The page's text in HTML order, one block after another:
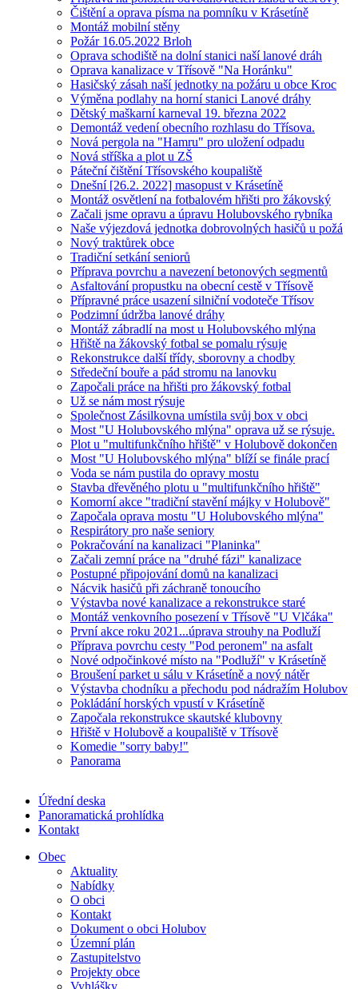
Čištění a oprava písma na pomníku v Krásetíně
Montáž mobilní stěny
Požár 16.05.2022 Brloh
Oprava schodiště na dolní stanici naší lanové dráh
Oprava kanalizace v Třísově "Na Horánku"
Hasičský zásah naší jednotky na požáru u obce Kroc
Výměna podlahy na horní stanici Lanové dráhy
Dětský maškarní karneval 19. března 2022
Demontáž vedení obecního rozhlasu do Třísova.
Nová pergola na "Hamru" pro uložení odpadu
Nová stříška a plot u ZŠ
Páteční čištění Třísovského koupaliště
Dnešní [26.2. 2022] masopust v Krásetíně
Montáž osvětlení na fotbalovém hřišti pro žákovský
Začali jsme opravu a úpravu Holubovského rybníka
Naše výjezdová jednotka dobrovolných hasičů u požá
Nový traktůrek obce
Tradiční setkání seniorů
Příprava povrchu a navezení betonových segmentů
Asfaltování propustku na obecní cestě v Třísově
Přípravné práce usazení silniční vodoteče Třísov
Podzimní údržba lanové dráhy
Montáž zábradlí na most u Holubovského mlýna
Hřiště na žákovský fotbal se pomalu rýsuje
Rekonstrukce další třídy, sborovny a chodby
Středeční bouře a pád stromu na lanovku
Započali práce na hřišti pro žákovský fotbal
Už se nám most rýsuje
Společnost Zásilkovna umístila svůj box v obci
Most "U Holubovského mlýna" oprava už se rýsuje.
Plot u "multifunkčního hřiště" v Holubově dokončen
Most "U Holubovského mlýna" blíží se finále prací
Voda se nám pustila do opravy mostu
Stavba dřevěného plotu u "multifunkčního hřiště"
Komorní akce "tradiční stavění májky v Holubově"
Započala oprava mostu "U Holubovského mlýna"
Respirátory pro naše seniory
Pokračování na kanalizaci "Planinka"
Začali zemní práce na "druhé fázi" kanalizace
Postupné připojování domů na kanalizaci
Nácvik hasičů při záchraně tonoucího
Výstavba nové kanalizace a rekonstrukce staré
Montáž venkovního posezení v Třísově "U Vlčáka"
První akce roku 2021...úprava strouhy na Podluží
Příprava povrchu cesty "Pod peronem" na asfalt
Nové odpočinkové místo na "Podluží" v Krásetíně
Broušení parket u sálu v Krásetíně a nový nátěr
Výstavba chodníku a přechodu pod nádražím Holubov
Pokládání horských vpustí v Krásetíně
Započala rekonstrukce skautské klubovny
Hřiště v Holubově a koupaliště v Třísově
Komedie "sorry baby!"
Panorama
Úřední deska
Panoramatická prohlídka
Kontakt
Obec
Aktuality
Nabídky
O obci
Kontakt
Dokument o obci Holubov
Územní plán
Zastupitelstvo
Projekty obce
Vyhlášky